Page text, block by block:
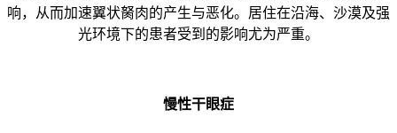
响，从而加速翼状胬肉的产生与恶化。居住在沿海、沙漠及强
光环境下的患者受到的影响尤为严重。
慢性干眼症